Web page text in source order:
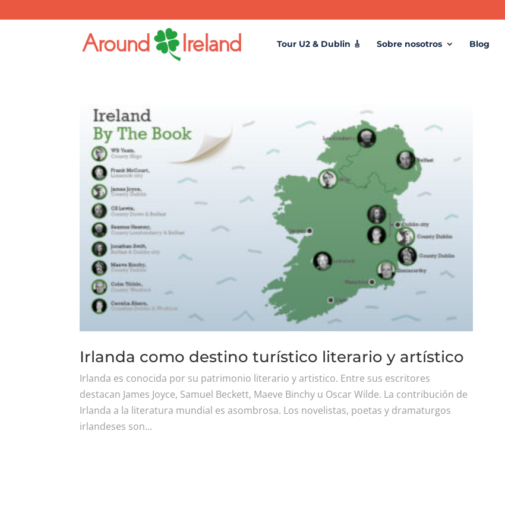
Tour U2 & Dublin 🎸 Sobre nosotros Blog
Irlanda como destino turístico literario y artístico
Irlanda es conocida por su patrimonio literario y artistico. Entre sus escritores
destacan James Joyce, Samuel Beckett, Maeve Binchy u Oscar Wilde. La contribución de
Irlanda a la literatura mundial es asombrosa. Los novelistas, poetas y dramaturgos
irlandeses son...